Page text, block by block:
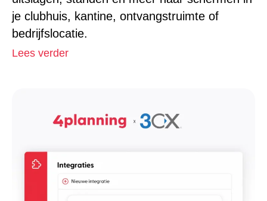
je clubhuis, kantine, ontvangstruimte of
bedrijfslocatie.
Lees verder